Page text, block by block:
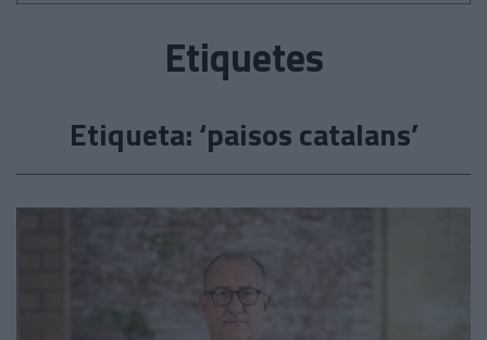
Etiquetes
Etiqueta: ‘paisos catalans’